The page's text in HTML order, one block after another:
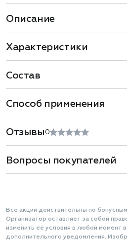
Описание
Характеристики
Состав
Способ применения
Отзывы 0
Вопросы покупателей
Все акции действительны по
Организатор оставляет за собой
изменить её условия в любой момент
дополнительного уведомления.